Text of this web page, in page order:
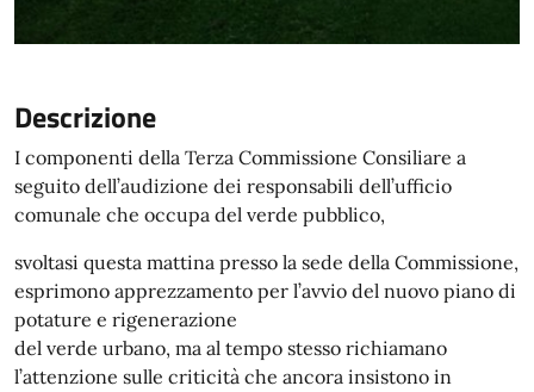
Descrizione
I componenti della Terza Commissione Consiliare a
seguito dell’audizione dei responsabili dell’ufficio
comunale che occupa del verde pubblico,
svoltasi questa mattina presso la sede della Commissione,
esprimono apprezzamento per l’avvio del nuovo piano di
potature e rigenerazione
del verde urbano, ma al tempo stesso richiamano
l’attenzione sulle criticità che ancora insistono in